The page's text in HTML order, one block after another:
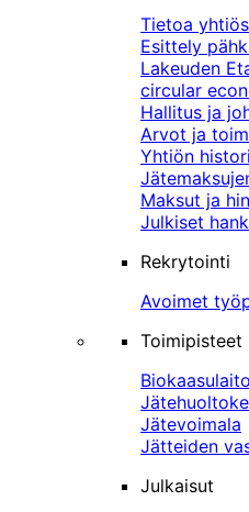
Tietoa
Esittely
Lakeuden
circular
Hallitus ja
Arvot ja
Yhtiön
Maksut ja
Julkiset
Rekrytointi
Avoimet
Toimipisteet
Jätevoimala
Jätteiden
Julkaisut